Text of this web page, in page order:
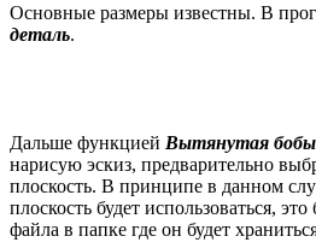
Основные размеры известны. В
деталь.
Дальше функцией Вытянутая
нарисую эскиз, предварительно
плоскость. В принципе в данном
плоскость будет использоваться,
файла в папке где он будет